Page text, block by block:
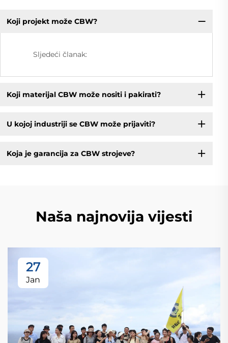
Koji projekt može CBW?
Sljedeći članak:
Koji materijal CBW može nositi i pakirati?
U kojoj industriji se CBW može prijaviti?
Koja je garancija za CBW strojeve?
Naša najnovija vijesti
27
Jan